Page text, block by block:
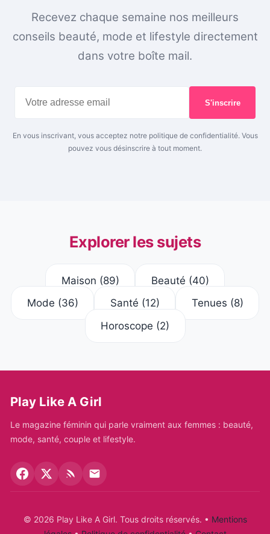
Recevez chaque semaine nos meilleurs
conseils beauté, mode et lifestyle directement
dans votre boîte mail.
S'inscrire
En vous inscrivant, vous acceptez notre politique de confidentialité. Vous
pouvez vous désinscrire à tout moment.
Explorer les sujets
Maison (89) Beauté (40)
Mode (36) Santé (12) Tenues (8)
Horoscope (2)
Play Like A Girl
Le magazine féminin qui parle vraiment aux femmes : beauté,
mode, santé, couple et lifestyle.
© 2026 Play Like A Girl. Tous droits réservés. • Mentions